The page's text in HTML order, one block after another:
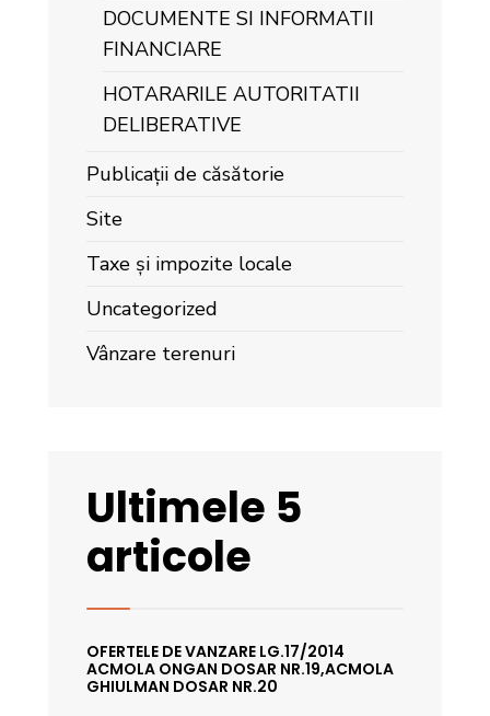
DOCUMENTE SI INFORMATII
FINANCIARE
HOTARARILE AUTORITATII
DELIBERATIVE
Publicații de căsătorie
Site
Taxe și impozite locale
Uncategorized
Vânzare terenuri
Ultimele 5
articole
OFERTELE DE VANZARE LG.17/2014
ACMOLA ONGAN DOSAR NR.19,ACMOLA
GHIULMAN DOSAR NR.20